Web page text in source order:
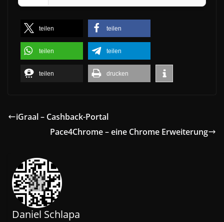
teilen teilen
teilen teilen
teilen drucken
iGraal – Cashback-Portal
Pace4Chrome – eine Chrome Erweiterung
Daniel Schlapa